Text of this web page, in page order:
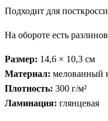
Подходит для
На обороте есть
Размер: 14,6 × 10,3 см
Материал: мелованный
Плотность: 300 г/м²
Ламинация: глянцевая